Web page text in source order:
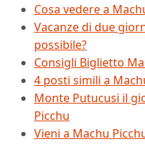
Cosa vedere a
Vacanze di due
possibile?
Consigli Biglietto
4 posti simili a
Monte Putucusi il
Picchu
Vieni a Machu